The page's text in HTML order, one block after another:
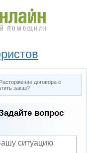
Расторжение договора с
заказ?
вопрос